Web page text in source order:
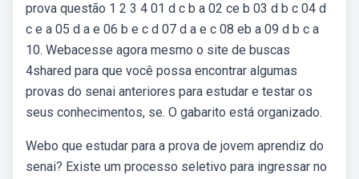
prova questão 1 2 3 4 01 d c b a 02 ce b 03 d b c 04 d
c e a 05 d a e 06 b e c d 07 d a e c 08 eb a 09 d b c a
10. Webacesse agora mesmo o site de buscas
4shared para que você possa encontrar algumas
provas do senai anteriores para estudar e testar os
seus conhecimentos, se. O gabarito está organizado.
Webo que estudar para a prova de jovem aprendiz do
senai? Existe um processo seletivo para ingressar no